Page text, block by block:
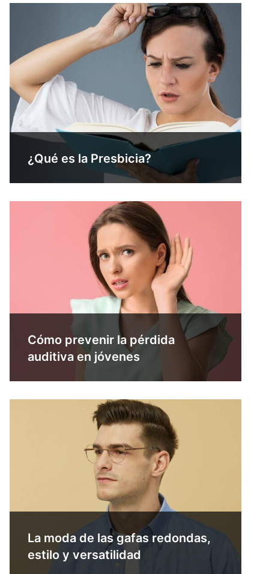
¿Qué es la Presbicia?
Cómo prevenir la pérdida
auditiva en jóvenes
La moda de las gafas redondas,
estilo y versatilidad